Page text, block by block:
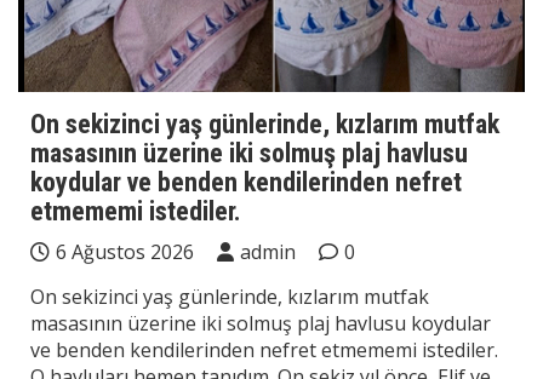
On sekizinci yaş günlerinde, kızlarım mutfak
masasının üzerine iki solmuş plaj havlusu
koydular ve benden kendilerinden nefret
etmememi istediler.
6 Ağustos 2026 admin
0
On sekizinci yaş günlerinde, kızlarım mutfak
masasının üzerine iki solmuş plaj havlusu koydular
ve benden kendilerinden nefret etmememi istediler.